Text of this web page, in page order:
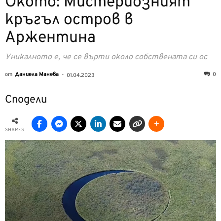
кръгъл остров в
Аржентина
Уникалното е, че се върти около собствената си ос
от Даниела Манева - 01.04.2023 0
Сподели
SHARES